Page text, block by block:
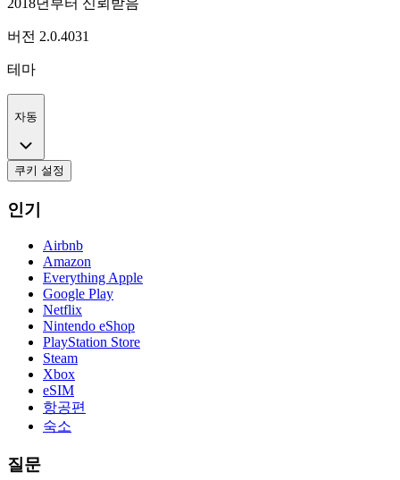
2018년부터 신뢰받음
버전 2.0.4031
테마
자동
쿠키 설정
인기
Airbnb
Amazon
Everything Apple
Google Play
Netflix
Nintendo eShop
PlayStation Store
Steam
Xbox
eSIM
항공편
숙소
질문